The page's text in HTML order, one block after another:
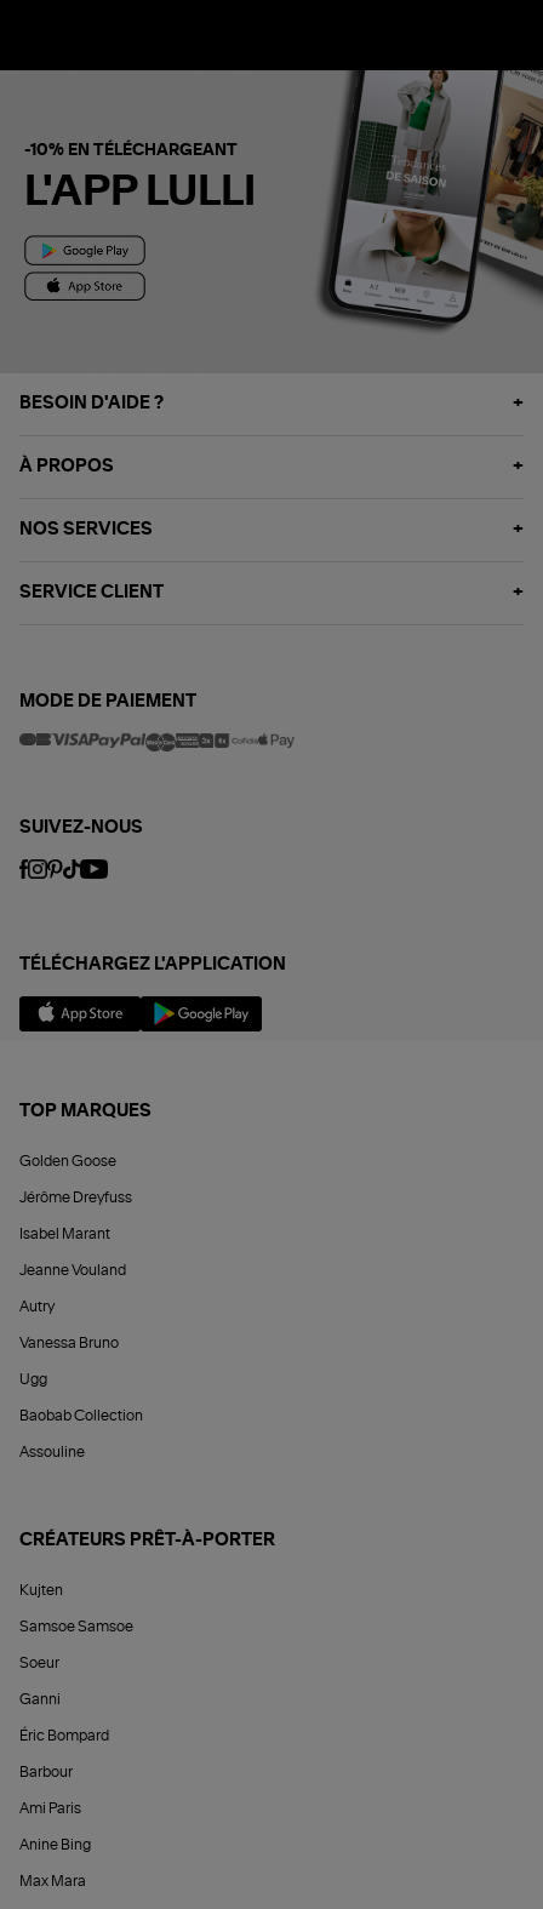
-10% EN TÉLÉCHARGEANT
L'APP LULLI
BESOIN D'AIDE ?
À PROPOS
NOS SERVICES
SERVICE CLIENT
MODE DE PAIEMENT
SUIVEZ-NOUS
TÉLÉCHARGEZ L'APPLICATION
TOP MARQUES
Golden Goose
Jérôme Dreyfuss
Isabel Marant
Jeanne Vouland
Autry
Vanessa Bruno
Ugg
Baobab Collection
Assouline
CRÉATEURS PRÊT-À-PORTER
Kujten
Samsoe Samsoe
Soeur
Ganni
Éric Bompard
Barbour
Ami Paris
Anine Bing
Max Mara